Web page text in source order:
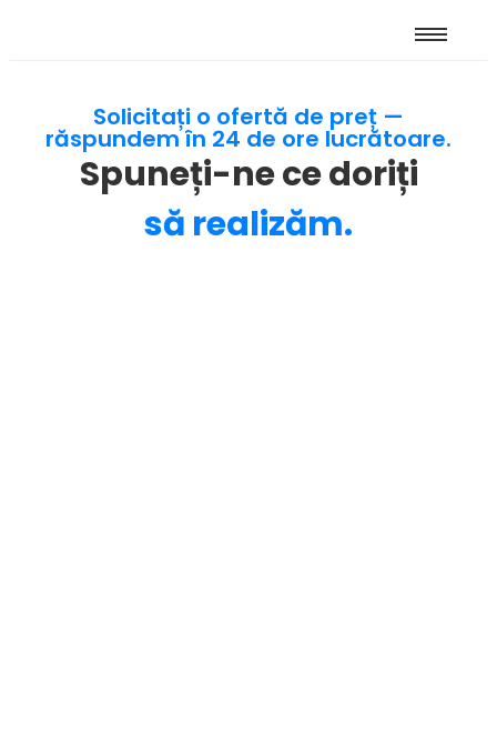
Solicitați o ofertă de preț —
răspundem în 24 de ore lucrătoare.
Spuneți-ne ce doriți
să realizăm.